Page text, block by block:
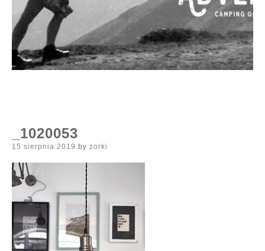
_1020053
Posted
15 sierpnia 2019 by zorki